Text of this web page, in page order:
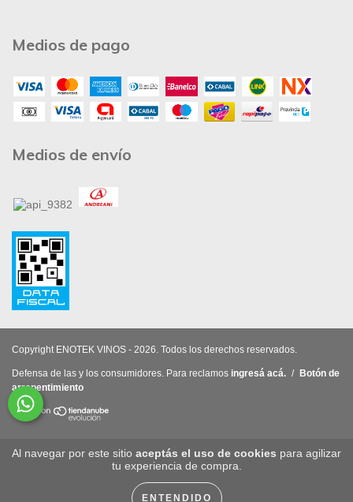
Al navegar por este sitio aceptás el uso de cookies para agilizar
tu experiencia de compra.
ENTENDIDO
Medios de pago
Medios de envío
Copyright ENOTEK VINOS - 2026. Todos los derechos reservados.
Defensa de las y los consumidores. Para reclamos ingresá acá. /
Botón de
arrepentimiento